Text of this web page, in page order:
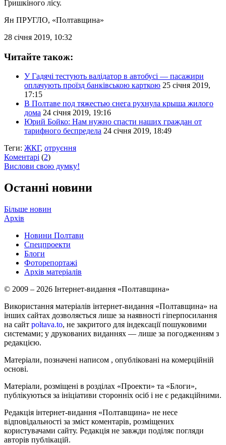
Гришкіного лісу.
Ян ПРУГЛО, «Полтавщина»
28 січня 2019, 10:32
Читайте також:
У Гадячі тестують валідатор в автобусі — пасажири
оплачують проїзд банківською карткою 25 січня 2019,
17:15
В Полтаве под тяжестью снега рухнула крыша жилого
дома 24 січня 2019, 19:16
Юрий Бойко: Нам нужно спасти наших граждан от
тарифного беспредела 24 січня 2019, 18:49
Теги: ЖКГ, отруєння
Коментарі (2)
Вислови свою думку!
Останні новини
Більше новин
Архів
Новини Полтави
Спецпроекти
Блоги
Фоторепортажі
Архів матеріалів
© 2009 – 2026 Інтернет-видання «Полтавщина»
Використання матеріалів інтернет-видання «Полтавщина» на
інших сайтах дозволяється лише за наявності гіперпосилання
на сайт poltava.to, не закритого для індексації пошуковими
системами; у друкованих виданнях — лише за погодженням з
редакцією.
Матеріали, позначені написом , опубліковані на комерційній
основі.
Матеріали, розміщені в розділах «Проекти» та «Блоги»,
публікуються за ініціативи сторонніх осіб і не є редакційними.
Редакція інтернет-видання «Полтавщина» не несе
відповідальності за зміст коментарів, розміщених
користувачами сайту. Редакція не завжди поділяє погляди
авторів публікацій.